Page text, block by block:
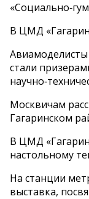
В ЦМД
стали
Москвичам
Гагаринском
В ЦМД
настольному
На станции
выставка,